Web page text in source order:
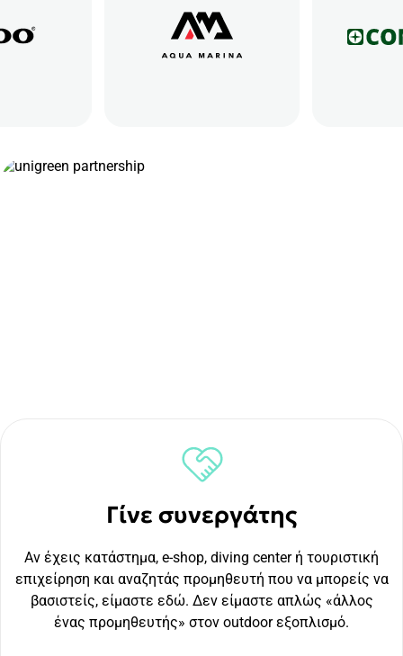
Γίνε συνεργάτης
Αν έχεις κατάστημα, e-shop, diving center ή τουριστική
επιχείρηση και αναζητάς προμηθευτή που να μπορείς να
βασιστείς, είμαστε εδώ. Δεν είμαστε απλώς «άλλος
ένας προμηθευτής» στον outdoor εξοπλισμό.